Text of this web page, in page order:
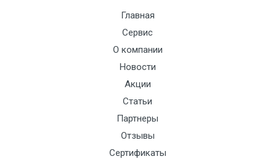
дм:
Электроописание:
Тип мотора:
Номинальное
давление:
Стоимость поверки:
2130
Кол-во каналов:
Главная
Сервис
О компании
Новости
Акции
Статьи
Партнеры
Отзывы
Сертификаты